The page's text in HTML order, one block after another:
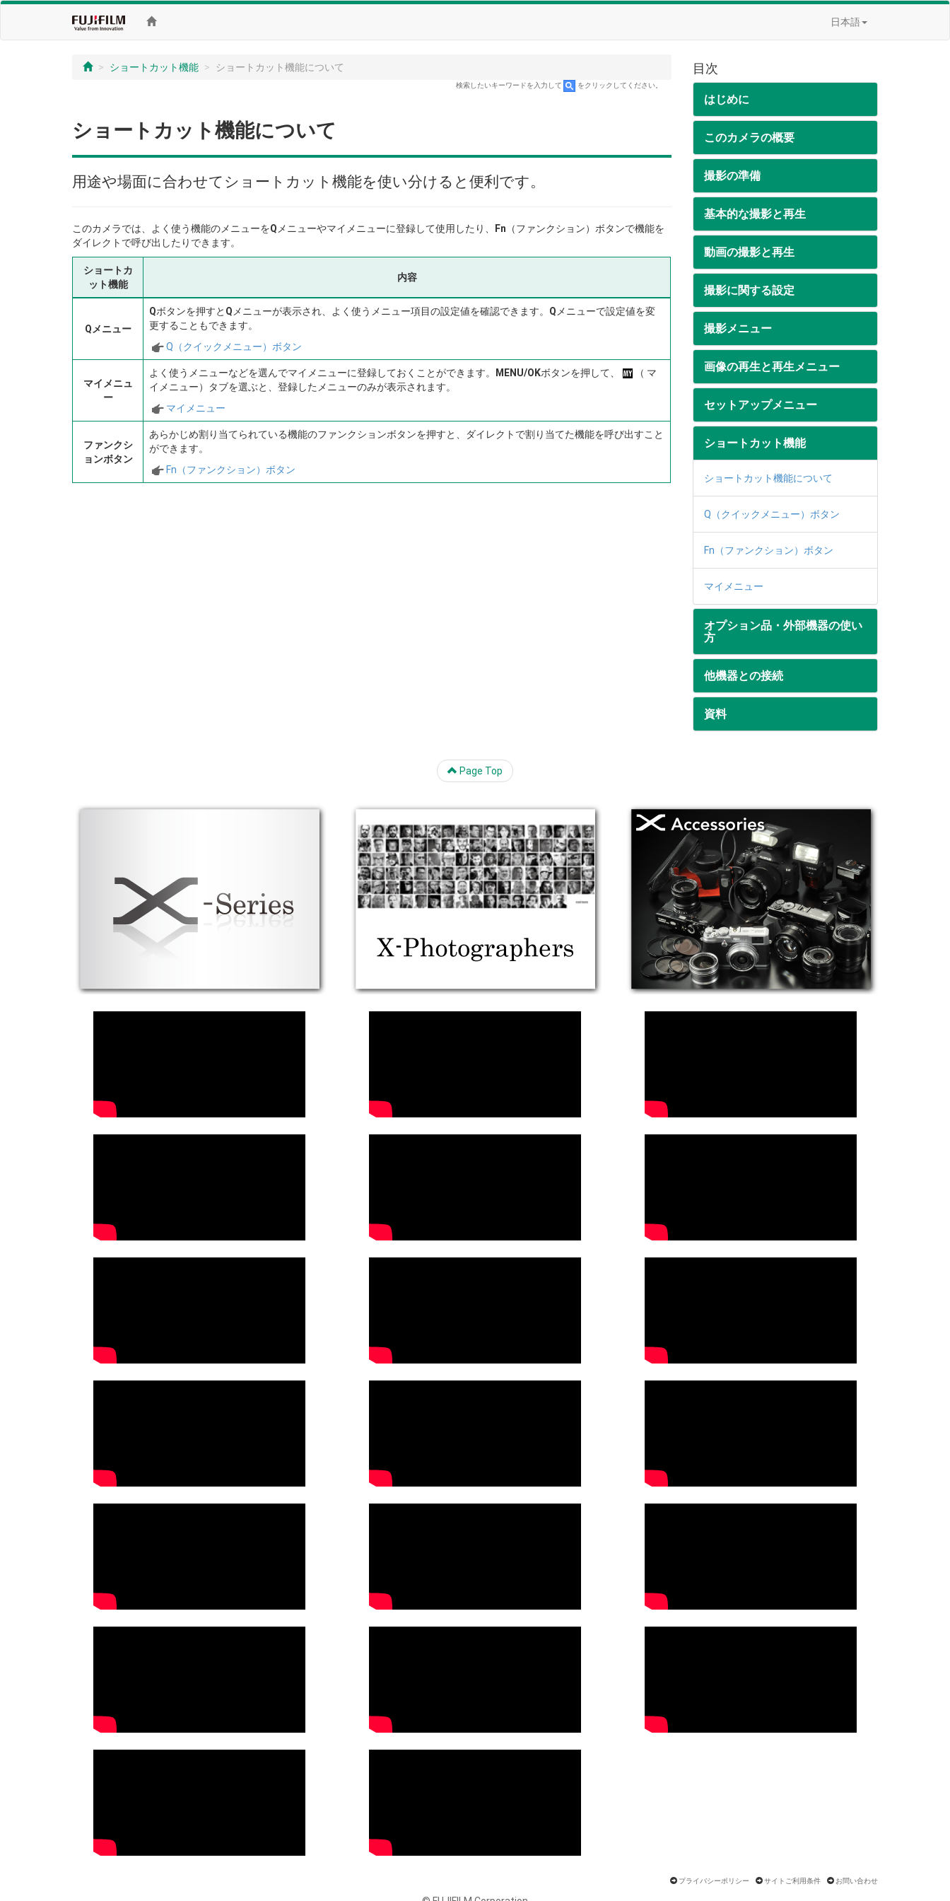
日本語
ショートカット機能 ショートカット機能について
検索したいキーワードを入力して をクリックしてください。
ショートカット機能について
用途や場面に合わせてショートカット機能を使い分けると便利です。
このカメラでは、よく使う機能のメニューをQ メニューやマイメニューに登録して使用したり、 Fn （ファンクション）ボタンで機能を
ダイレクトで呼び出したりできます。
ショートカ
ット機能
内容
Qメニュー
Qボタンを押すと Q メニューが表示され、よく使うメニュー項目の設定値を確認できます。 Q メニューで設定値を変
更することもできます。
Q（クイックメニュー）ボタン
マイメニュ
ー
よく使うメニューなどを選んでマイメニューに登録しておくことができます。 MENU/OKボタンを押して、
（ マ
イメニュー）タブを選ぶと、登録したメニューのみが表示されます。
マイメニュー
ファンクシ
ョンボタン
あらかじめ割り当てられている機能のファンクションボタンを押すと、ダイレクトで割り当てた機能を呼び出すこと
ができます。
Fn（ファンクション）ボタン
目次
はじめに
このカメラの概要
撮影の準備
基本的な撮影と再生
動画の撮影と再生
撮影に関する設定
撮影メニュー
画像の再生と再生メニュー
セットアップメニュー
ショートカット機能
ショートカット機能について
Q（クイックメニュー）ボタン
Fn（ファンクション）ボタン
マイメニュー
オプション品・外部機器の使い
方
他機器との接続
資料
Page Top
プライバシーポリシー サイトご利用条件 お問い合わせ